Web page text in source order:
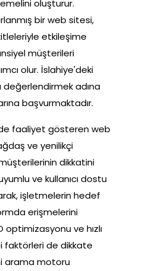
oluşturur.
bir web sitesi,
etkileşime
müşterileri
olur. İslahiye'deki
değerlendirmek adına
başvurmaktadır.
faaliyet gösteren web
ve yenilikçi
dikkatini
ve kullanıcı dostu
işletmelerin hedef
erişmelerini
optimizasyonu ve hızlı
faktörleri de dikkate
arama motoru